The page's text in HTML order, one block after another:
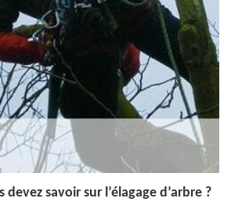
devez savoir sur l’élagage d’arbre ?